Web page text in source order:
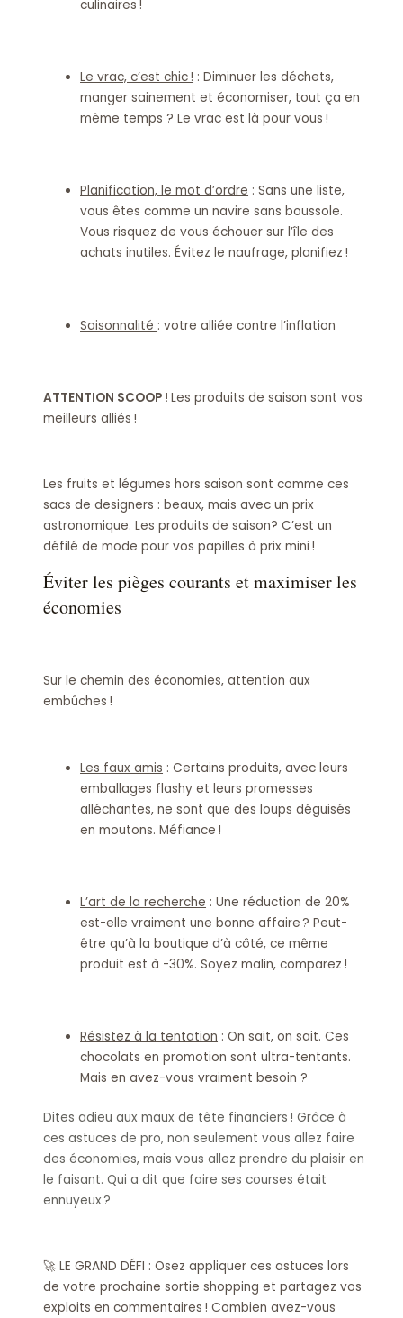
culinaires !
Le vrac, c’est chic ! : Diminuer les déchets,
manger sainement et économiser, tout ça en
même temps ? Le vrac est là pour vous !
Planification, le mot d’ordre : Sans une liste,
vous êtes comme un navire sans boussole.
Vous risquez de vous échouer sur l’île des
achats inutiles. Évitez le naufrage, planifiez !
Saisonnalité : votre alliée contre l’inflation
ATTENTION SCOOP ! Les produits de saison sont vos
meilleurs alliés !
Les fruits et légumes hors saison sont comme ces
sacs de designers : beaux, mais avec un prix
astronomique. Les produits de saison? C’est un
défilé de mode pour vos papilles à prix mini !
Éviter les pièges courants et maximiser les
économies
Sur le chemin des économies, attention aux
embûches !
Les faux amis : Certains produits, avec leurs
emballages flashy et leurs promesses
alléchantes, ne sont que des loups déguisés
en moutons. Méfiance !
L’art de la recherche : Une réduction de 20%
est-elle vraiment une bonne affaire ? Peut-
être qu’à la boutique d’à côté, ce même
produit est à -30%. Soyez malin, comparez !
Résistez à la tentation : On sait, on sait. Ces
chocolats en promotion sont ultra-tentants.
Mais en avez-vous vraiment besoin ?
Dites adieu aux maux de tête financiers ! Grâce à
ces astuces de pro, non seulement vous allez faire
des économies, mais vous allez prendre du plaisir en
le faisant. Qui a dit que faire ses courses était
ennuyeux ?
🚀 LE GRAND DÉFI : Osez appliquer ces astuces lors
de votre prochaine sortie shopping et partagez vos
exploits en commentaires ! Combien avez-vous